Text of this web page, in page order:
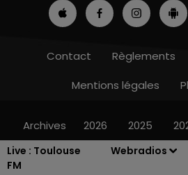
Live : Toulouse
FM
Webradios
Contact Règlements
Mentions légales
Archives 2026 2025